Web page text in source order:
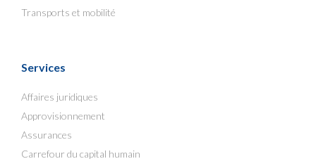
Transports et mobilité
Services
Affaires juridiques
Approvisionnement
Assurances
Carrefour du capital humain